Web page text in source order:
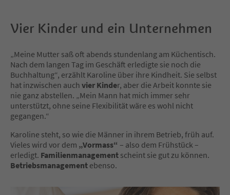
Vier Kinder und ein Unternehmen
„Meine Mutter saß oft abends stundenlang am Küchentisch.
Nach dem langen Tag im Geschäft erledigte sie noch die
Buchhaltung“, erzählt Karoline über ihre Kindheit. Sie selbst
hat inzwischen auch vier Kinder, aber die Arbeit konnte sie
nie ganz abstellen. „Mein Mann hat mich immer sehr
unterstützt, ohne seine Flexibilität wäre es wohl nicht
gegangen.“
Karoline steht, so wie die Männer in ihrem Betrieb, früh auf.
Vieles wird vor dem „Vormass“ – also dem Frühstück –
erledigt. Familienmanagement scheint sie gut zu können.
Betriebsmanagement ebenso.